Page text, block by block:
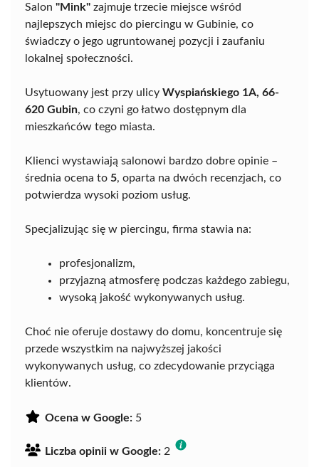
Salon "Mink" zajmuje trzecie miejsce wśród
najlepszych miejsc do piercingu w Gubinie, co
świadczy o jego ugruntowanej pozycji i zaufaniu
lokalnej społeczności.
Usytuowany jest przy ulicy Wyspiańskiego 1A, 66-
620 Gubin, co czyni go łatwo dostępnym dla
mieszkańców tego miasta.
Klienci wystawiają salonowi bardzo dobre opinie –
średnia ocena to 5, oparta na dwóch recenzjach, co
potwierdza wysoki poziom usług.
Specjalizując się w piercingu, firma stawia na:
profesjonalizm,
przyjazną atmosferę podczas każdego zabiegu,
wysoką jakość wykonywanych usług.
Choć nie oferuje dostawy do domu, koncentruje się
przede wszystkim na najwyższej jakości
wykonywanych usług, co zdecydowanie przyciąga
klientów.
Ocena w Google: 5
Liczba opinii w Google: 2